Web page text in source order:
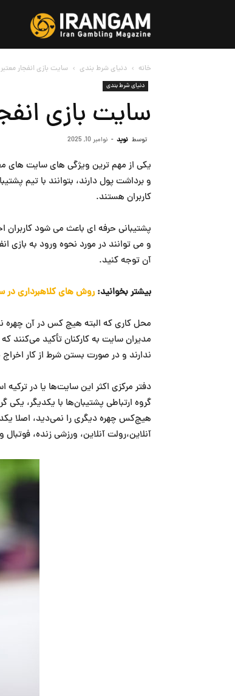
گمبلینگ خانه دنیای شرط بندی سایت بازی انفجار
دنیای شرط بندی
سایت بازی
توسط نوید - نوامبر 10, 2025
و برداشت پول دارند، بتوانند با تیم
کاربران هستند.
پشتیبانی حرفه ای باعث می شود
و می توانند در مورد نحوه ورود به
آن توجه کنید.
بیشتر بخوانید: روش های کلاهبرداری در
محل کاری که البته هیچ کس در آن چهره
مدیران سایت به کارکنان تأکید می‌کنند
ندارند و در صورت بستن شرط از کار
دفتر مرکزی اکثر این سایت‌ها یا در
گروه ارتباطی پشتیبان‌ها با یکدیگر، یکی
هیچ‌کس چهره دیگری را نمی‌دید، اصلا
آنلاین،رولت آنلاین، ورزشی زنده،